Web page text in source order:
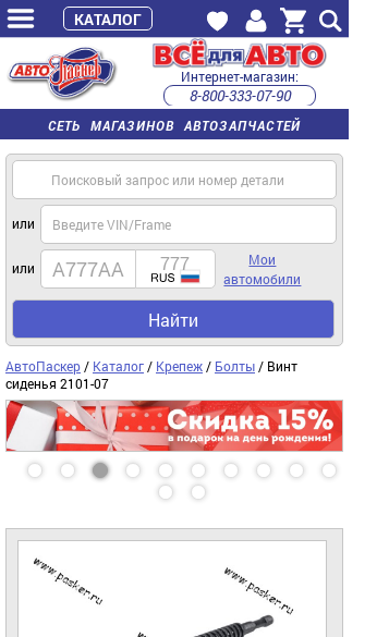
СЕТЬ МАГАЗИНОВ АВТОЗАПЧАСТЕЙ
Интернет-магазин:
8-800-333-07-90
часы работы с 9:00 до 22:00 (пн-пт)
или
или
Мои
автомобили
Найти
АвтоПаскер / Каталог / Крепеж / Болты / Винт
сиденья 2101-07
КАТАЛОГ